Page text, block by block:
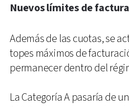
Nuevos límites de
Además de las cuotas, se
topes máximos de
permanecer dentro del
La Categoría A pasaría de